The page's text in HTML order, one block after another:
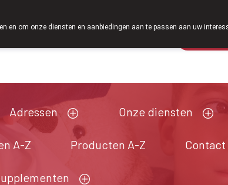
Adressen Onze diensten
A-Z Producten A-Z Contact
en om onze diensten en aanbiedingen aan te passen aan uw